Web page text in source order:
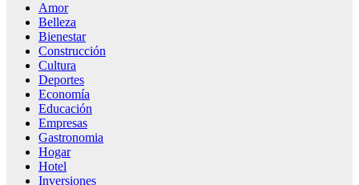
Amor
Belleza
Bienestar
Construcción
Cultura
Deportes
Economía
Educación
Empresas
Gastronomia
Hogar
Hotel
Inversiones